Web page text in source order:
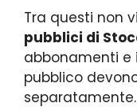
Tra questi non
pubblici di
abbonamenti e
pubblico